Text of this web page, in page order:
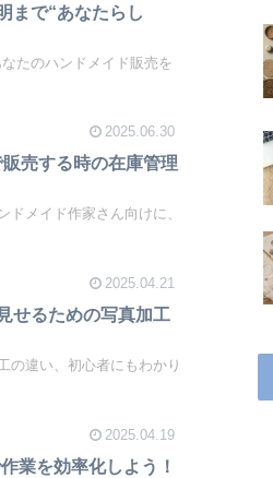
まで“あなたらし
たのハンドメイド販売を
2025.06.30
売する時の在庫管理
メイド作家さん向けに、
2025.04.21
せるための写真加工
の違い、初心者にもわかり
2025.04.19
業を効率化しよう！